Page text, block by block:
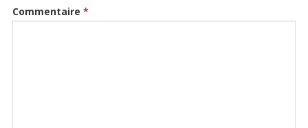
Commentaire *